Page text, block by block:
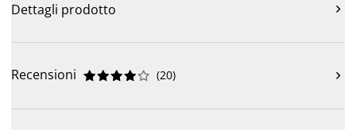
Dettagli prodotto 
Recensioni 




 (20) 